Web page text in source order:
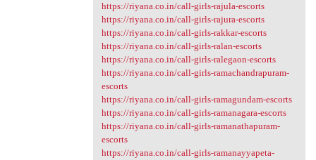
https://riyana.co.in/call-girls-rajula-escorts
https://riyana.co.in/call-girls-rajura-escorts
https://riyana.co.in/call-girls-rakkar-escorts
https://riyana.co.in/call-girls-ralan-escorts
https://riyana.co.in/call-girls-ralegaon-escorts
https://riyana.co.in/call-girls-ramachandrapuram-
escorts
https://riyana.co.in/call-girls-ramagundam-escorts
https://riyana.co.in/call-girls-ramanagara-escorts
https://riyana.co.in/call-girls-ramanathapuram-
escorts
https://riyana.co.in/call-girls-ramanayyapeta-